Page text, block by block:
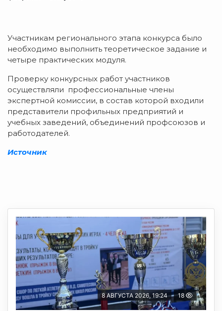
Участникам регионального этапа конкурса было
необходимо выполнить теоретическое задание и
четыре практических модуля.
Проверку конкурсных работ участников
осуществляли профессиональные члены
экспертной комиссии, в состав которой входили
представители профильных предприятий и
учебных заведений, объединений профсоюзов и
работодателей.
Источник
8 АВГУСТА 2026, 19:24 18